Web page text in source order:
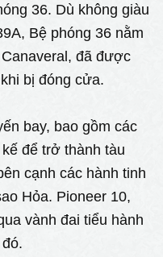
36. Dù không giàu
Bệ phóng 36 nằm
đã được
bị đóng cửa.
bay, bao gồm các
để trở thành tàu
cạnh các hành tinh
Hỏa. Pioneer 10,
vành đai tiểu hành